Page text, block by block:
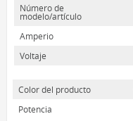
SUNBEAM
ENVIRO-BULB
HOME LUMINAIRE
L’IMAGE HOME
Número de
modelo/artículo
Amperio
Voltaje
Color del producto
Potencia